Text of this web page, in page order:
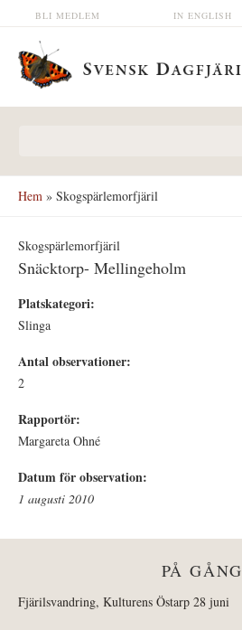
Hoppa till huvudinnehåll IN ENGLISH
BLI MEDLEM
Hem » Skogspärlemorfjäril
Skogspärlemorfjäril
Snäcktorp- Mellingeholm
Platskategori:
Slinga
Antal observationer:
2
Rapportör:
Margareta Ohné
Datum för observation:
1 augusti 2010
PÅ GÅNG
Fjärilsvandring, Kulturens Östarp 28 juni